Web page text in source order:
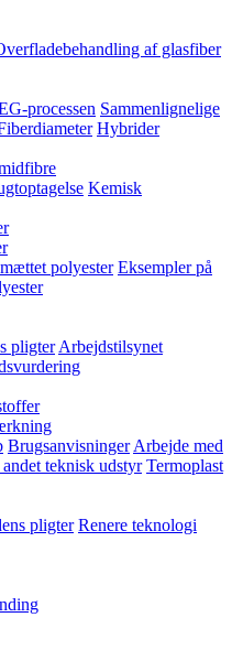
af glasfiber
processen Sammenlignelige
Hybrider
Kemisk
polyester Eksempler på
pligter Arbejdstilsynet
Brugsanvisninger Arbejde med
teknisk udstyr Termoplast
pligter Renere teknologi